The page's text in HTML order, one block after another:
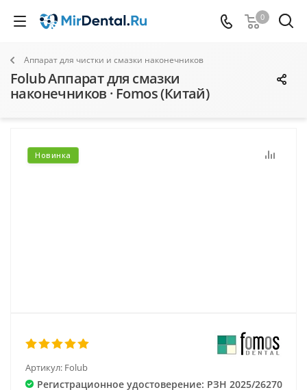
0
Аппарат для чистки и смазки наконечников
Folub Аппарат для смазки
наконечников · Fomos (Китай)
Новинка
Артикул: Folub
Регистрационное удостоверение: РЗН 2025/26270